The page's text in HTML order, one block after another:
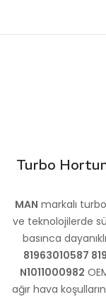
Turbo
MAN markalı
ve teknolojilerde
basınca
81963010587
N1011000982
ağır hava